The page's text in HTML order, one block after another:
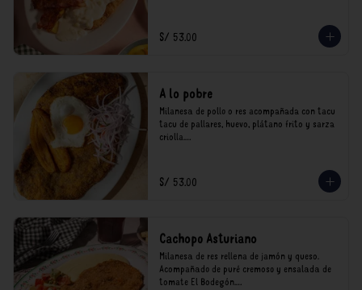
incluyen impuestos de ley y recargo al
consumo.
S/ 53.00
A lo pobre
Milanesa de pollo o res acompañada con tacu
tacu de pallares, huevo, plátano frito y sarza
criolla.
incluyen impuestos de ley y recargo al
consumo.
S/ 53.00
Cachopo Asturiano
Milanesa de res rellena de jamón y queso.
Acompañado de puré cremoso y ensalada de
tomate El Bodegón.